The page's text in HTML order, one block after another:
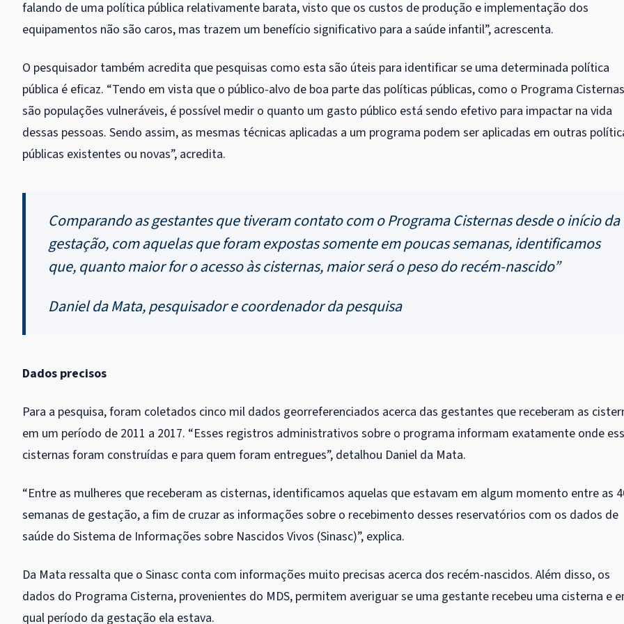
falando de uma política pública relativamente barata, visto que os custos de produção e implementação dos
equipamentos não são caros, mas trazem um benefício significativo para a saúde infantil”, acrescenta.
O pesquisador também acredita que pesquisas como esta são úteis para identificar se uma determinada política
pública é eficaz. “Tendo em vista que o público-alvo de boa parte das políticas públicas, como o Programa
são populações vulneráveis, é possível medir o quanto um gasto público está sendo efetivo para impactar na vida
dessas pessoas. Sendo assim, as mesmas técnicas aplicadas a um programa podem ser aplicadas em outras
públicas existentes ou novas”, acredita.
Comparando as gestantes que tiveram contato com o Programa Cisternas desde o início da
gestação, com aquelas que foram expostas somente em poucas semanas, identificamos
que, quanto maior for o acesso às cisternas, maior será o peso do recém-nascido”
Daniel da Mata, pesquisador e coordenador da pesquisa
Dados precisos
Para a pesquisa, foram coletados cinco mil dados georreferenciados acerca das gestantes que receberam as
em um período de 2011 a 2017. “Esses registros administrativos sobre o programa informam exatamente onde
cisternas foram construídas e para quem foram entregues”, detalhou Daniel da Mata.
“Entre as mulheres que receberam as cisternas, identificamos aquelas que estavam em algum momento entre as
semanas de gestação, a fim de cruzar as informações sobre o recebimento desses reservatórios com os dados de
saúde do Sistema de Informações sobre Nascidos Vivos (Sinasc)”, explica.
Da Mata ressalta que o Sinasc conta com informações muito precisas acerca dos recém-nascidos. Além disso, os
dados do Programa Cisterna, provenientes do MDS, permitem averiguar se uma gestante recebeu uma cisterna e
qual período da gestação ela estava.